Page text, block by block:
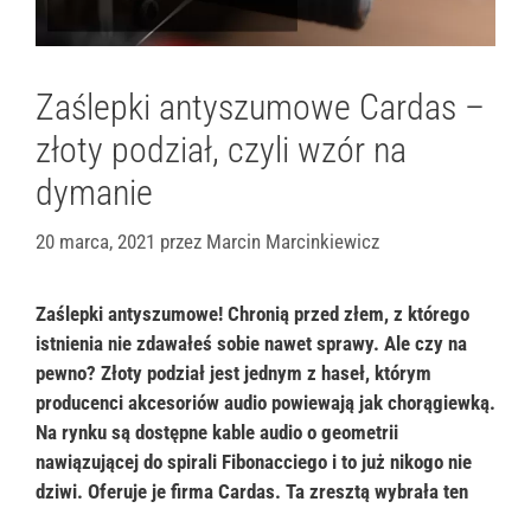
Zaślepki antyszumowe Cardas –
złoty podział, czyli wzór na
dymanie
20 marca, 2021 przez Marcin Marcinkiewicz
Zaślepki antyszumowe! Chronią przed złem, z którego
istnienia nie zdawałeś sobie nawet sprawy. Ale czy na
pewno? Złoty podział jest jednym z haseł, którym
producenci akcesoriów audio powiewają jak chorągiewką.
Na rynku są dostępne kable audio o geometrii
nawiązującej do spirali Fibonacciego i to już nikogo nie
dziwi. Oferuje je firma Cardas. Ta zresztą wybrała ten